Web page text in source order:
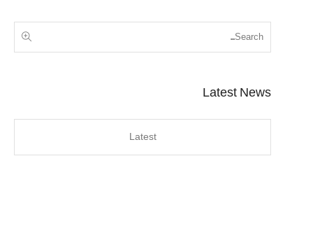
Latest News
Latest